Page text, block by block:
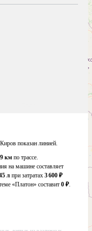
показан линией.
км по трассе.
на машине составляет
л при затратах 3 600 ₽
«Платон» составит 0 ₽.